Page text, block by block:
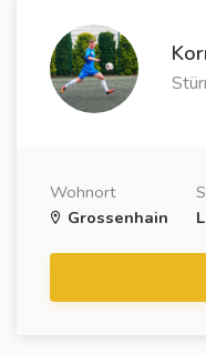
Wohnort
Grossenhain